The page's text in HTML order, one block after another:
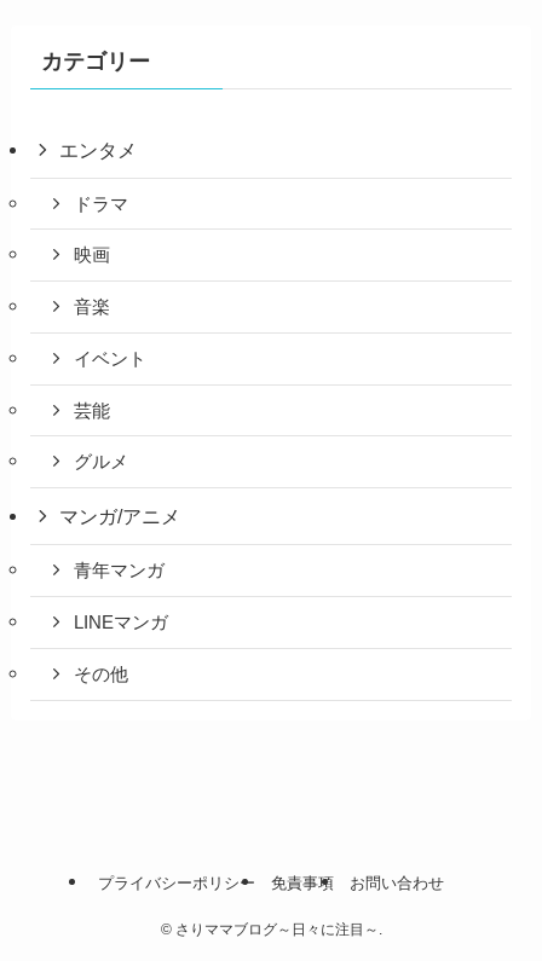
カテゴリー
エンタメ
ドラマ
映画
音楽
イベント
芸能
グルメ
マンガ/アニメ
青年マンガ
LINEマンガ
その他
プライバシーポリシー 免責事項 お問い合わせ
©さりママブログ～日々に注目～.